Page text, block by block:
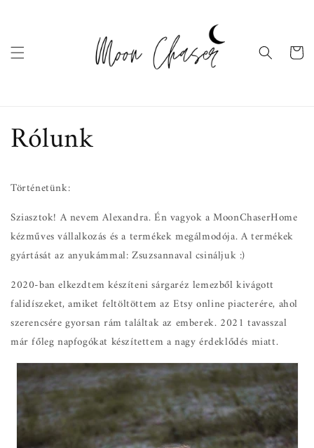
Kosár
Rólunk
Történetünk:
Sziasztok! A nevem Alexandra. Én vagyok a MoonChaserHome
kézműves vállalkozás és a termékek megálmodója. A termékek
gyártását az anyukámmal: Zsuzsannaval csináljuk :)
2020-ban elkezdtem készíteni sárgaréz lemezből kivágott
falidíszeket, amiket feltöltöttem az Etsy online piacterére, ahol
szerencsére gyorsan rám találtak az emberek. 2021 tavasszal
már főleg napfogókat készítettem a nagy érdeklődés miatt.